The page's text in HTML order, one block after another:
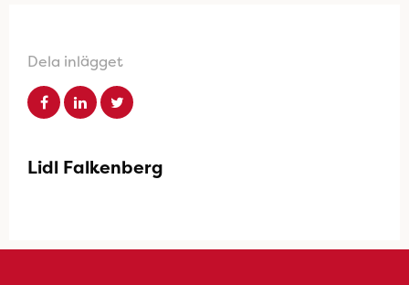
Dela inlägget
Lidl Falkenberg